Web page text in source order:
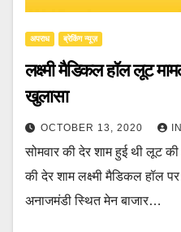
अपराध ब्रेकिंग न्यूज़
लक्ष्मी मैडिकल हॉल लूट
खुलासा
OCTOBER 13, 2020
सोमवार की देर शाम हुई थी लूट
की देर शाम लक्ष्मी मैडिकल हॉल
अनाजमंडी स्थित मेन बाजार…